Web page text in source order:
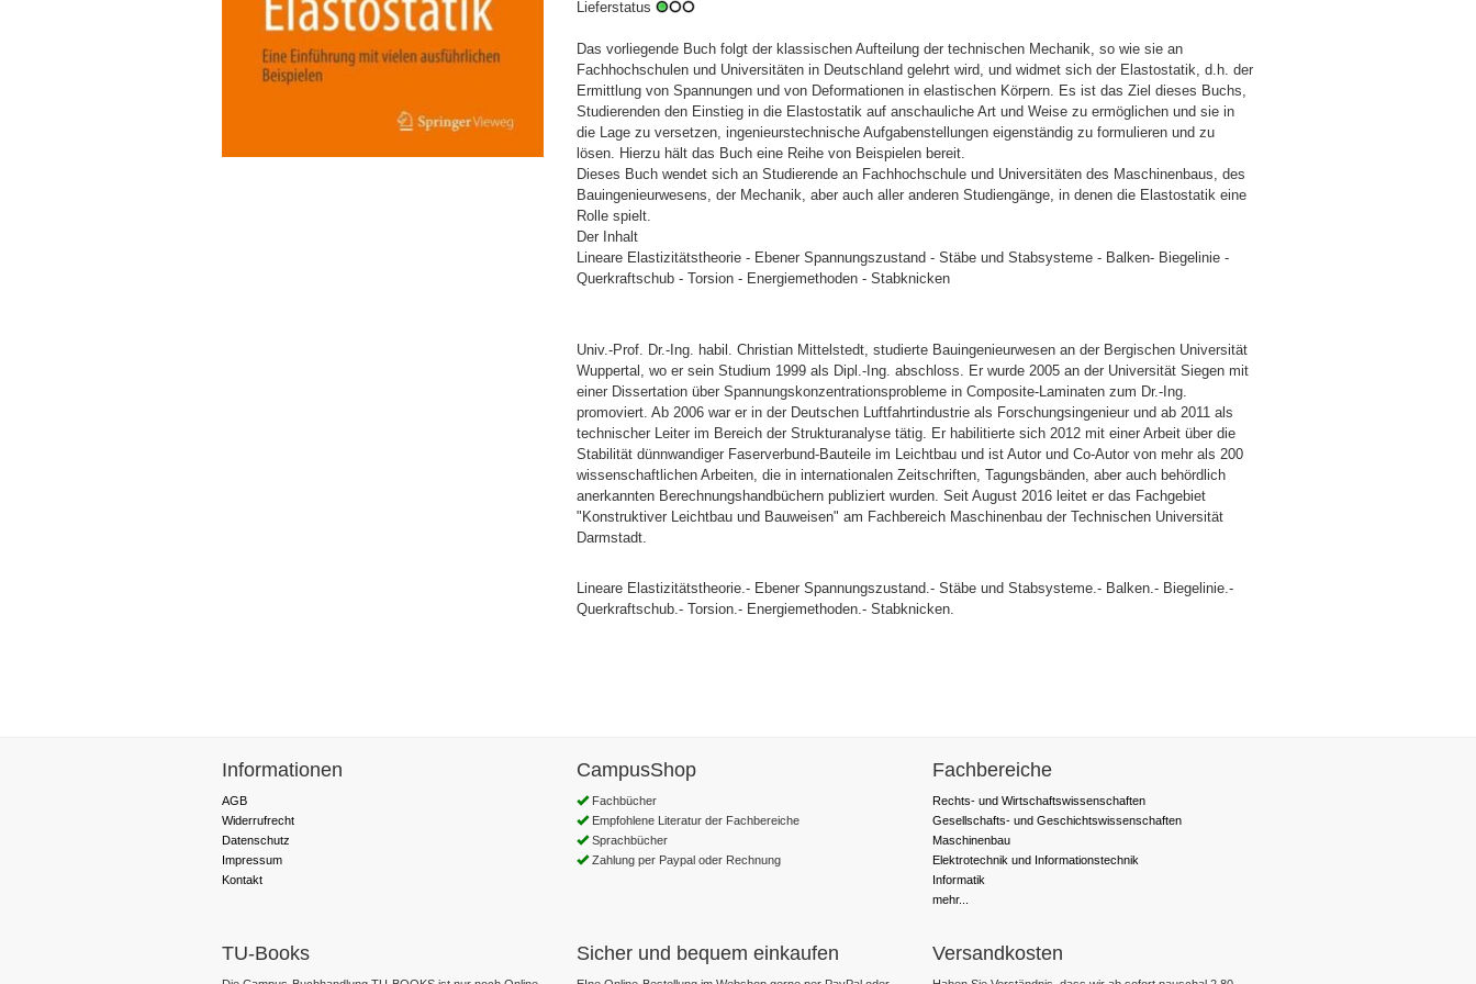
Lieferstatus
Das vorliegende Buch folgt der klassischen Aufteilung der technischen Mechanik, so wie sie an
Fachhochschulen und Universitäten in Deutschland gelehrt wird, und widmet sich der Elastostatik, d.h. der
Ermittlung von Spannungen und von Deformationen in elastischen Körpern. Es ist das Ziel dieses Buchs,
Studierenden den Einstieg in die Elastostatik auf anschauliche Art und Weise zu ermöglichen und sie in
die Lage zu versetzen, ingenieurstechnische Aufgabenstellungen eigenständig zu formulieren und zu
lösen. Hierzu hält das Buch eine Reihe von Beispielen bereit.
Dieses Buch wendet sich an Studierende an Fachhochschule und Universitäten des Maschinenbaus, des
Bauingenieurwesens, der Mechanik, aber auch aller anderen Studiengänge, in denen die Elastostatik eine
Rolle spielt.
Der Inhalt
Lineare Elastizitätstheorie - Ebener Spannungszustand - Stäbe und Stabsysteme - Balken- Biegelinie -
Querkraftschub - Torsion - Energiemethoden - Stabknicken
Univ.-Prof. Dr.-Ing. habil. Christian Mittelstedt, studierte Bauingenieurwesen an der Bergischen Universität
Wuppertal, wo er sein Studium 1999 als Dipl.-Ing. abschloss. Er wurde 2005 an der Universität Siegen mit
einer Dissertation über Spannungskonzentrationsprobleme in Composite-Laminaten zum Dr.-Ing.
promoviert. Ab 2006 war er in der Deutschen Luftfahrtindustrie als Forschungsingenieur und ab 2011 als
technischer Leiter im Bereich der Strukturanalyse tätig. Er habilitierte sich 2012 mit einer Arbeit über die
Stabilität dünnwandiger Faserverbund-Bauteile im Leichtbau und ist Autor und Co-Autor von mehr als 200
wissenschaftlichen Arbeiten, die in internationalen Zeitschriften, Tagungsbänden, aber auch behördlich
anerkannten Berechnungshandbüchern publiziert wurden. Seit August 2016 leitet er das Fachgebiet
"Konstruktiver Leichtbau und Bauweisen" am Fachbereich Maschinenbau der Technischen Universität
Darmstadt.
Lineare Elastizitätstheorie.- Ebener Spannungszustand.- Stäbe und Stabsysteme.- Balken.- Biegelinie.-
Querkraftschub.- Torsion.- Energiemethoden.- Stabknicken.
Informationen
AGB
Widerrufrecht
Datenschutz
Impressum
Kontakt
CampusShop
Fachbücher
Empfohlene Literatur der Fachbereiche
Sprachbücher
Zahlung per Paypal oder Rechnung
Fachbereiche
Rechts- und Wirtschaftswissenschaften
Gesellschafts- und Geschichtswissenschaften
Maschinenbau
Elektrotechnik und Informationstechnik
Informatik
mehr...
TU-Books Sicher und bequem einkaufen Versandkosten